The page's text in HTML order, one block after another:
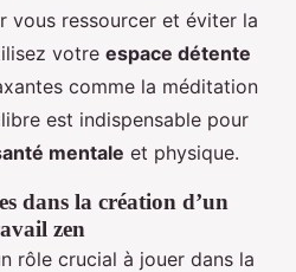
vous ressourcer et éviter la
votre espace détente
comme la méditation
est indispensable pour
mentale et physique.
dans la création d’un
zen
rôle crucial à jouer dans la